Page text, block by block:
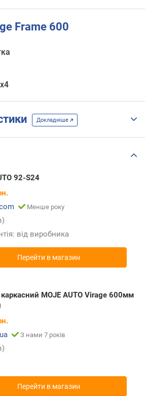
Frame 600
Докладніше
92-S24
Менше року
від виробника
Перейти в магазин
MOJE AUTO Virage 600мм
З нами 7 років
Перейти в магазин